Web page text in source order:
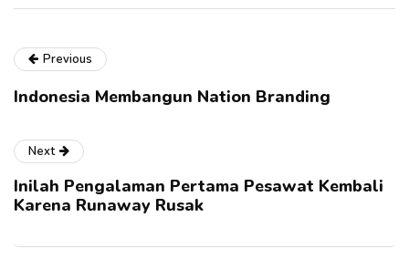
Previous
Indonesia Membangun Nation Branding
Next
Inilah Pengalaman Pertama Pesawat Kembali
Karena Runaway Rusak